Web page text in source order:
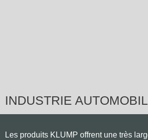
INDUSTRIE
Les produits KLUMP offrent une très